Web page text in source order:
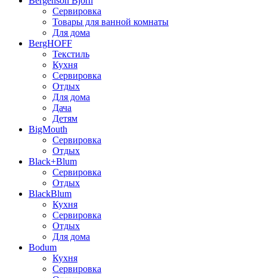
Сервировка
Товары для ванной комнаты
Для дома
BergHOFF
Текстиль
Кухня
Сервировка
Отдых
Для дома
Дача
Детям
BigMouth
Сервировка
Отдых
Black+Blum
Сервировка
Отдых
BlackBlum
Кухня
Сервировка
Отдых
Для дома
Bodum
Кухня
Сервировка